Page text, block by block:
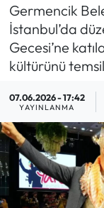
Germencik
İstanbul’da
Gecesi’ne
kültürünü
07.06.2026 - 17:42
YAYINLANMA
GÜNCEL
GÜNDEM
SİYASET
SPOR
Son
Haber